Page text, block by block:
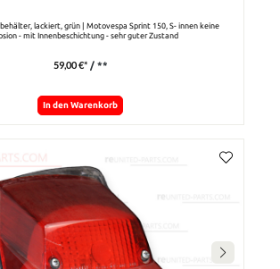
lackiert, grün | Motovespa Sprint 150, S- innen keine
- mit Innenbeschichtung - sehr guter Zustand
59,00 €* / **
In den Warenkorb